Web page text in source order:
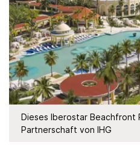
Dieses Iberostar Beachfront
Partnerschaft von IHG